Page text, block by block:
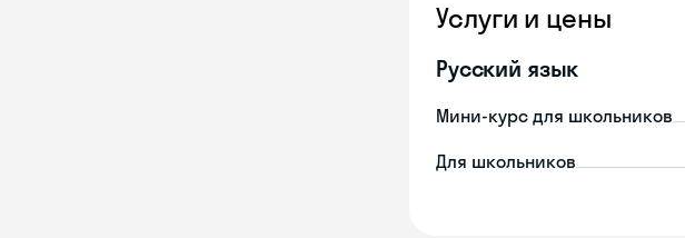
Услуги и цены
Русский язык
Мини-курс для школьников
Для школьников